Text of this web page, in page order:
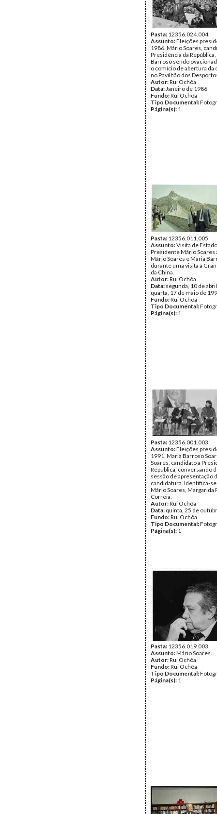
Pasta: 12356.024.004
Assunto:Eleições
1986. Mário Soares,
Presidência da
Barroso sendo
o comício de abertura da
no Pavilhão dos
Autor:Rui Ochôa
Data:Janeiro de 1986
Fundo:Rui Ochôa
Tipo Documental:
Página(s): 1
Pasta: 12356.011.005
Assunto:Visita de
Presidente Mário Soares
Mário Soares e Maria
durante uma visita à
da China.
Autor:Rui Ochôa
Data: segunda, 10 de
quarta, 17 de maio de
Fundo:Rui Ochôa
Tipo Documental:
Página(s): 1
Pasta: 12356.001.003
Assunto:Eleições
1991. Maria Barroso
Soares, candidato à
República, conversando
sessão de apresentação
candidatura. Identifica-
Mário Soares, Margarida
Correia.
Autor:Rui Ochôa
Data: quinta, 25 de
Fundo:Rui Ochôa
Tipo Documental:
Página(s): 1
Pasta: 12356.019.003
Assunto:Mário Soares.
Autor:Rui Ochôa
Fundo:Rui Ochôa
Tipo Documental:
Página(s): 1